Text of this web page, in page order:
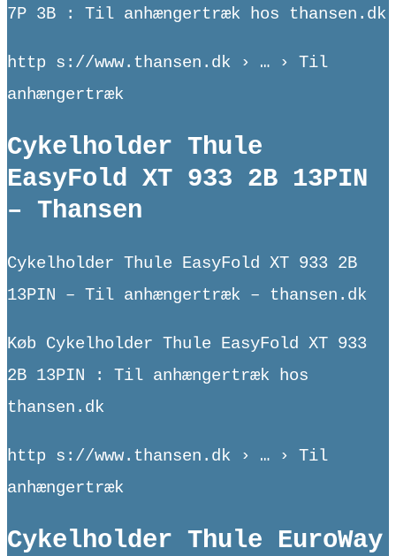
7P 3B : Til anhængertræk hos thansen.dk
http s://www.thansen.dk › … › Til
anhængertræk
Cykelholder Thule
EasyFold XT 933 2B 13PIN
– Thansen
Cykelholder Thule EasyFold XT 933 2B
13PIN – Til anhængertræk – thansen.dk
Køb Cykelholder Thule EasyFold XT 933
2B 13PIN : Til anhængertræk hos
thansen.dk
http s://www.thansen.dk › … › Til
anhængertræk
Cykelholder Thule EuroWay